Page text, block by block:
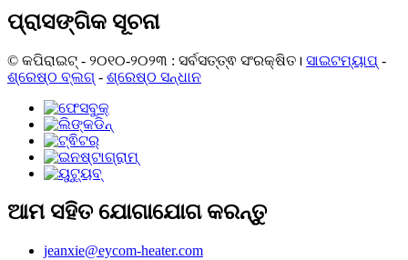
ପ୍ରାସଙ୍ଗିକ ସୂଚନା
© କପିରାଇଟ୍ - ୨୦୧୦-୨୦୨୩ : ସର୍ବସତ୍ତ୍ଵ ସଂରକ୍ଷିତ। ସାଇଟମ୍ୟାପ୍ -
ଶ୍ରେଷ୍ଠ ବ୍ଲଗ୍ - ଶ୍ରେଷ୍ଠ ସନ୍ଧାନ
ଆମ ସହିତ ଯୋଗାଯୋଗ କରନ୍ତୁ
jeanxie@eycom-heater.com